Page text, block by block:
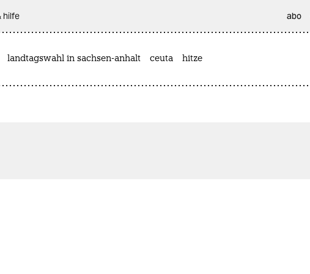
hilfe abo
landtagswahl in sachsen-anhalt ceuta hitze